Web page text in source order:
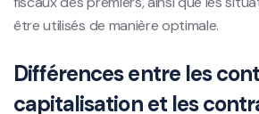
être utilisés de manière optimale.
Différences entre les
capitalisation et les